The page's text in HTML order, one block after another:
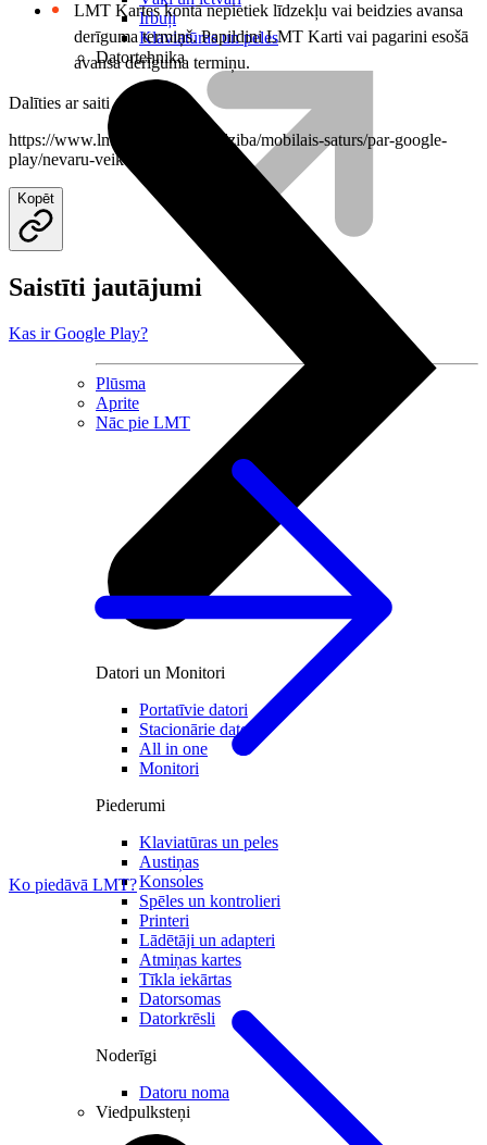
Plūsma
Aprite
Nāc pie LMT
Irbuļi
Klaviatūras un peles
Datortehnika
Datori un Monitori
Portatīvie datori
Stacionārie datori
All in one
Monitori
Piederumi
Klaviatūras un peles
Austiņas
Konsoles
Spēles un kontrolieri
Printeri
Lādētāji un adapteri
Atmiņas kartes
Tīkla iekārtas
Datorsomas
Datorkrēsli
Noderīgi
Datoru noma
Viedpulksteņi
LMT Kartes kontā nepietiek līdzekļu vai beidzies avansa
derīguma termiņš. Papildini LMT Karti vai pagarini esošā
avansa derīguma termiņu.
Dalīties ar saiti
https://www.lmt.lv/bizness/palidziba/mobilais-saturs/par-google-
play/nevaru-veikt-pirkumus
Kopēt
Saistīti jautājumi
Kas ir Google Play?
Ko piedāvā LMT?